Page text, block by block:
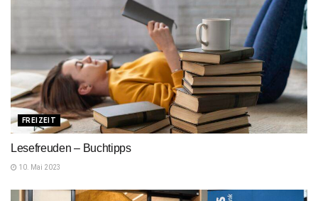
FREIZEIT
Lesefreuden – Buchtipps
10. Mai 2023